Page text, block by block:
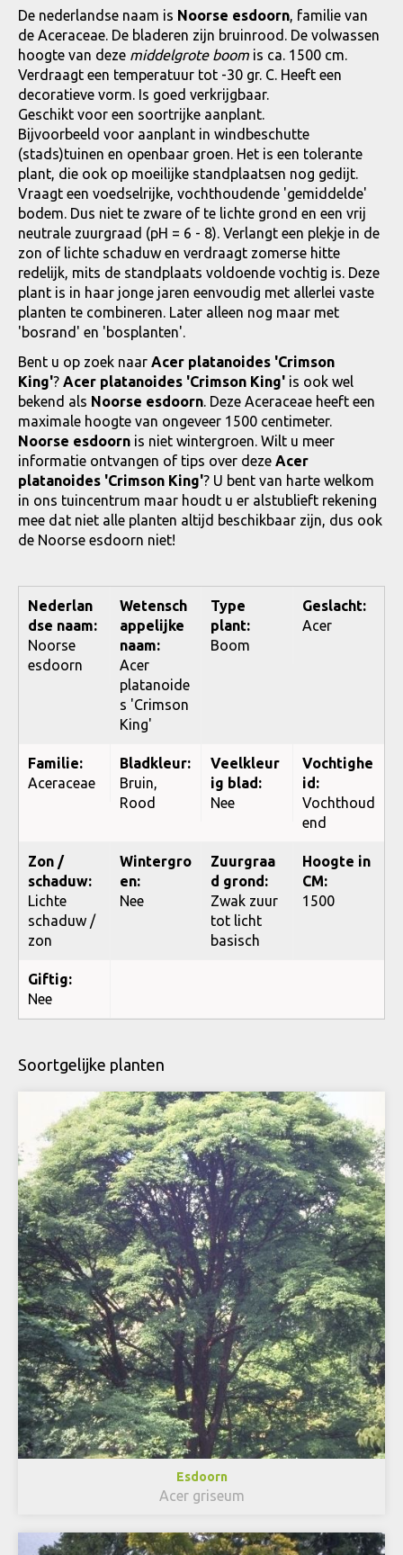
De nederlandse naam is Noorse esdoorn, familie van
de Aceraceae. De bladeren zijn bruinrood. De volwassen
hoogte van deze middelgrote boom is ca. 1500 cm.
Verdraagt een temperatuur tot -30 gr. C. Heeft een
decoratieve vorm. Is goed verkrijgbaar.
Geschikt voor een soortrijke aanplant.
Bijvoorbeeld voor aanplant in windbeschutte
(stads)tuinen en openbaar groen. Het is een tolerante
plant, die ook op moeilijke standplaatsen nog gedijt.
Vraagt een voedselrijke, vochthoudende 'gemiddelde'
bodem. Dus niet te zware of te lichte grond en een vrij
neutrale zuurgraad (pH = 6 - 8). Verlangt een plekje in de
zon of lichte schaduw en verdraagt zomerse hitte
redelijk, mits de standplaats voldoende vochtig is. Deze
plant is in haar jonge jaren eenvoudig met allerlei vaste
planten te combineren. Later alleen nog maar met
'bosrand' en 'bosplanten'.
Bent u op zoek naar Acer platanoides 'Crimson
King'? Acer platanoides 'Crimson King' is ook wel
bekend als Noorse esdoorn. Deze Aceraceae heeft een
maximale hoogte van ongeveer 1500 centimeter.
Noorse esdoorn is niet wintergroen. Wilt u meer
informatie ontvangen of tips over deze Acer
platanoides 'Crimson King'? U bent van harte welkom
in ons tuincentrum maar houdt u er alstublieft rekening
mee dat niet alle planten altijd beschikbaar zijn, dus ook
de Noorse esdoorn niet!
Nederlan
dse naam:
Noorse
esdoorn
Wetensch
appelijke
naam:
Acer
platanoide
s 'Crimson
King'
Type
plant:
Boom
Geslacht:
Acer
Familie:
Aceraceae
Bladkleur:
Bruin,
Rood
Veelkleur
ig blad:
Nee
Vochtighe
id:
Vochthoud
end
Zon /
schaduw:
Lichte
schaduw /
zon
Wintergro
en:
Nee
Zuurgraa
d grond:
Zwak zuur
tot licht
basisch
Hoogte in
CM:
1500
Giftig:
Nee
Soortgelijke planten
Esdoorn
Acer griseum